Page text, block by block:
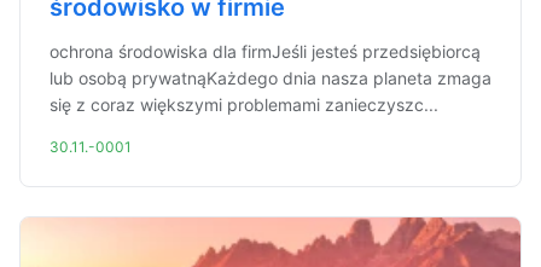
środowisko w firmie
ochrona środowiska dla firmJeśli jesteś przedsiębiorcą
lub osobą prywatnąKażdego dnia nasza planeta zmaga
się z coraz większymi problemami zanieczyszc...
30.11.-0001